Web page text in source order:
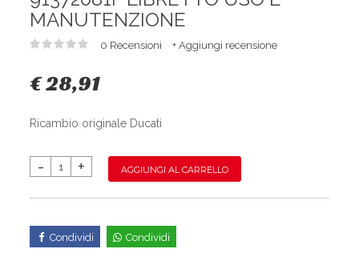
MANUTENZIONE
0 Recensioni + Aggiungi recensione
€ 28,91
Ricambio originale Ducati
AGGIUNGI AL CARRELLO
Condividi Condividi